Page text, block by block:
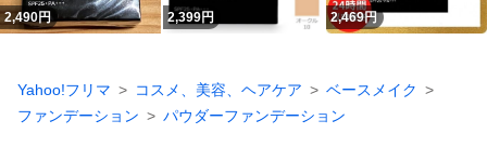
2,490円 2,399円 2,469円
Yahoo!フリマ コスメ、美容、ヘアケア
ベースメイク
ファンデーション
パウダーファンデーション